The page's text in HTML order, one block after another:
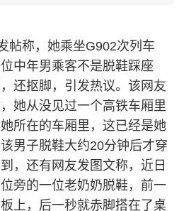
帖称，她乘坐G902次列车
中年男乘客不是脱鞋踩座
还抠脚，引发热议。该网友
她从没见过一个高铁车厢里
所在的车厢里，这已经是她
男子脱鞋大约20分钟后才穿
，还有网友发图文称，近日
旁的一位老奶奶脱鞋，前一
上，后一秒就赤脚搭在了桌